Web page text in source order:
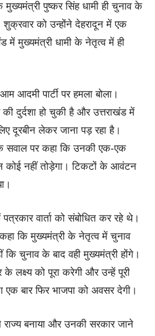
पुष्कर सिंह धामी ही चुनाव के
शुक्रवार को उन्होंने देहरादून में एक
में मुख्यमंत्री धामी के नेतृत्व में ही
आदमी पार्टी पर हमला बोला।
दुर्दशा हो चुकी है और उत्तराखंड में
दूरबीन लेकर जाना पड़ रहा है।
सवाल पर कहा कि उनकी एक-एक
कोई नहीं तोड़ेगा। टिकटों के आवंटन
पत्रकार वार्ता को संबोधित कर रहे थे।
कि मुख्यमंत्री के नेतृत्व में चुनाव
चुनाव के बाद वही मुख्यमंत्री होंगे।
के लक्ष्य को पूरा करेगी और उन्हें पूरी
बार फिर भाजपा को अवसर देगी।
बनाया और उनकी सरकार जाने